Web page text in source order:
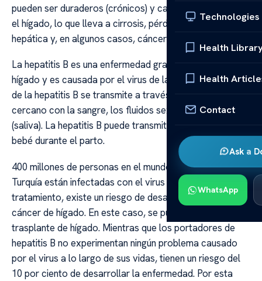
Technologies
Health
Health
Contact
Ask a
WhatsApp
pueden ser duraderos (crónicos) y causar cicatrices en
el hígado, lo que lleva a cirrosis, pérdida de la función
hepática y, en algunos casos, cáncer de hígado.
La hepatitis B es una enfermedad grave que afecta el
hígado y es causada por el virus de la hepatitis B. El virus
de la hepatitis B se transmite a través del contacto
cercano con la sangre, los fluidos sexuales y corporales
(saliva). La hepatitis B puede transmitirse de la madre al
bebé durante el parto.
400 millones de personas en el mundo y 3 millones en
Turquía están infectadas con el virus de la hepatitis B. Sin
tratamiento, existe un riesgo de desarrollar cirrosis y
cáncer de hígado. En este caso, se puede considerar el
trasplante de hígado. Mientras que los portadores de
hepatitis B no experimentan ningún problema causado
por el virus a lo largo de sus vidas, tienen un riesgo del
10 por ciento de desarrollar la enfermedad. Por esta